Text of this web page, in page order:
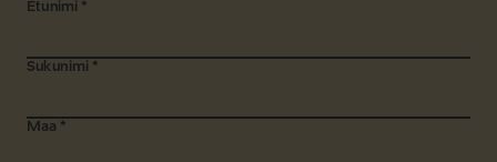
Etunimi *
Sukunimi *
Maa *